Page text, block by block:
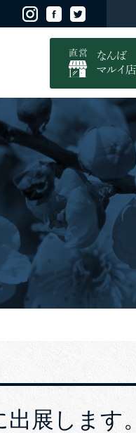
直営
なんば
マルイ店
展します。